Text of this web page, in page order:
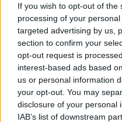
If you wish to opt-out of
processing of your
targeted advertising by us,
section to confirm your
opt-out request is
interest-based ads based
us or personal information
your opt-out. You may
disclosure of your personal
IAB’s list of downstream
Ajánlott bejegyzések: